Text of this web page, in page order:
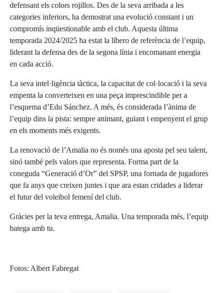
defensant els colors rojillos. Des de la seva arribada a les
categories inferiors, ha demostrat una evolució constant i un
compromís inqüestionable amb el club. Aquesta última
temporada 2024/2025 ha estat la líbero de referència de l’equip,
liderant la defensa des de la segona línia i encomanant energia
en cada acció.
La seva intel·ligència tàctica, la capacitat de col·locació i la seva
empenta la converteixen en una peça imprescindible per a
l’esquema d’Edu Sánchez. A més, és considerada l’ànima de
l’equip dins la pista: sempre animant, guiant i empenyent el grup
en els moments més exigents.
La renovació de l’Amalia no és només una aposta pel seu talent,
sinó també pels valors que representa. Forma part de la
coneguda “Generació d’Or” del SPSP, una fornada de jugadores
que fa anys que creixen juntes i que ara estan cridades a liderar
el futur del voleibol femení del club.
Gràcies per la teva entrega, Amalia. Una temporada més, l’equip
batega amb tu.
Fotos: Albert Fabregat